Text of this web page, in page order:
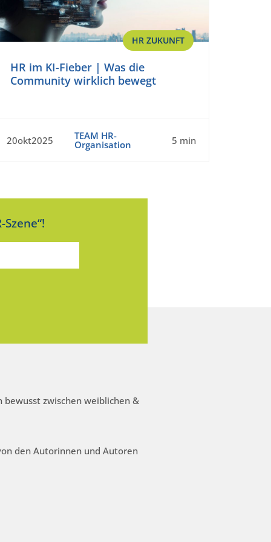
HR ZUKUNFT
HR im KI-Fieber | Was die
Community wirklich bewegt
20okt2025 TEAM HR-
Organisation 5 min
zwischen weiblichen &
den Autorinnen und Autoren